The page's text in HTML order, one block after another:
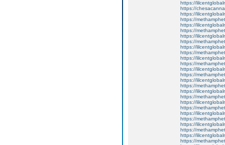
https://
https://
https://
https://
https://
https://
https://
https://
https://
https://
https://
https://
https://
https://
https://
https://
https://
https://
https://
https://
https://
https://
https://
https://
https://
https://